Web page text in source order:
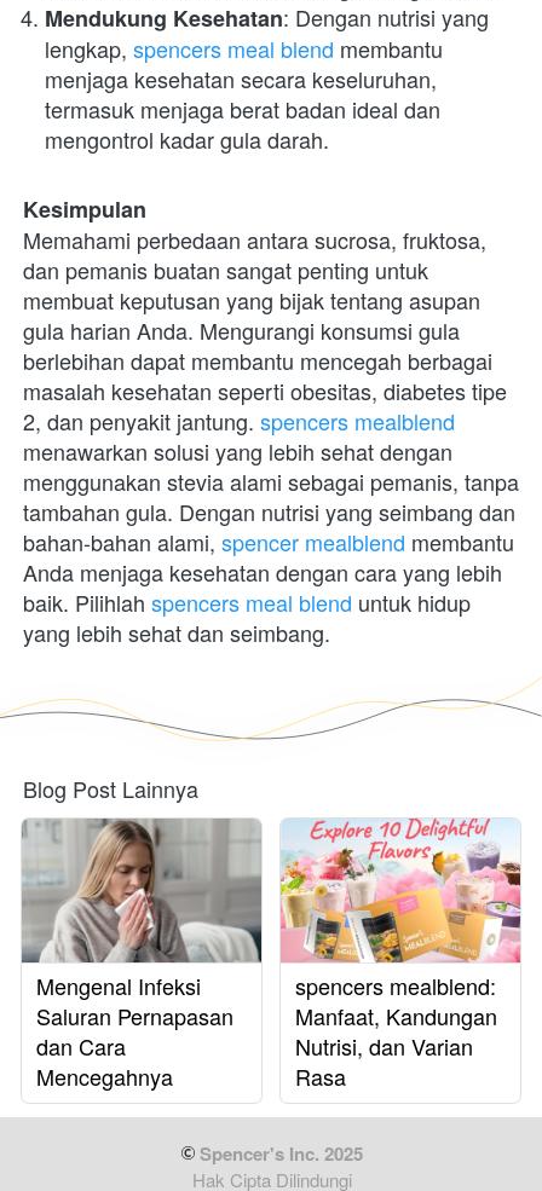
Mendukung Kesehatan: Dengan nutrisi yang
lengkap, spencers meal blend membantu
menjaga kesehatan secara keseluruhan,
termasuk menjaga berat badan ideal dan
mengontrol kadar gula darah.
Kesimpulan
Memahami perbedaan antara sucrosa, fruktosa,
dan pemanis buatan sangat penting untuk
membuat keputusan yang bijak tentang asupan
gula harian Anda. Mengurangi konsumsi gula
berlebihan dapat membantu mencegah berbagai
masalah kesehatan seperti obesitas, diabetes tipe
2, dan penyakit jantung. spencers mealblend
menawarkan solusi yang lebih sehat dengan
menggunakan stevia alami sebagai pemanis, tanpa
tambahan gula. Dengan nutrisi yang seimbang dan
bahan-bahan alami, spencer mealblend membantu
Anda menjaga kesehatan dengan cara yang lebih
baik. Pilihlah spencers meal blend untuk hidup
yang lebih sehat dan seimbang.
Blog Post Lainnya
Mengenal Infeksi
Saluran Pernapasan
dan Cara
Mencegahnya
spencers mealblend:
Manfaat, Kandungan
Nutrisi, dan Varian
Rasa
Spencer's Inc. 2025
Hak Cipta Dilindungi